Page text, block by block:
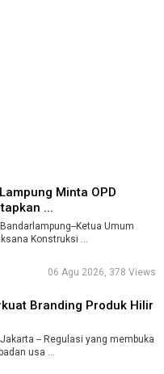
Minta OPD
Selektif Tetapkan ...
Bandarlampung--Ketua Umum
Konstruksi ...
06 Agu 2026, 378 Views
Jakarta -- Regulasi yang membuka
usa ...